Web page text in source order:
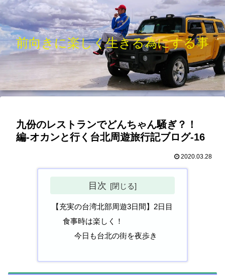
前向きに楽しく生きる為にする事
九份のレストランでどんちゃん騒ぎ？！
編-オカンと行く台北周遊旅行記ブログ-16
2020.03.28
目次
【充実の台湾北部周遊3日間】2日目
食事時は楽しく！
今日も台北の街を夜歩き